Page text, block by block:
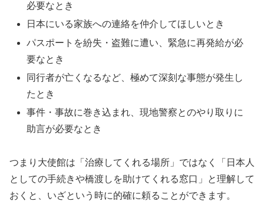
必要なとき
日本にいる家族への連絡を仲介してほしいとき
パスポートを紛失・盗難に遭い、緊急に再発給が必
要なとき
同行者が亡くなるなど、極めて深刻な事態が発生し
たとき
事件・事故に巻き込まれ、現地警察とのやり取りに
助言が必要なとき
つまり大使館は「治療してくれる場所」ではなく「日本人
としての手続きや橋渡しを助けてくれる窓口」と理解して
おくと、いざという時に的確に頼ることができます。